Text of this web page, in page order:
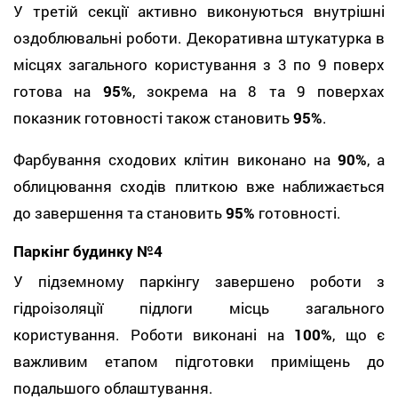
У третій секції активно виконуються внутрішні
оздоблювальні роботи. Декоративна штукатурка в
місцях загального користування з 3 по 9 поверх
готова на 95%, зокрема на 8 та 9 поверхах
показник готовності також становить95%.
Фарбування сходових клітин виконано на 90%, а
облицювання сходів плиткою вже наближається
до завершення та становить95% готовності.
Паркінг будинку №4
У підземному паркінгу завершено роботи з
гідроізоляції підлоги місць загального
користування. Роботи виконані на 100%, що є
важливим етапом підготовки приміщень до
подальшого облаштування.